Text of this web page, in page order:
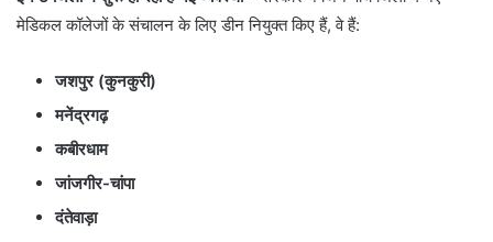
मेडिकल कॉलेजों के संचालन के लिए डीन नियुक्त किए हैं, वे हैं:
जशपुर (कुनकुरी)
मनेंद्रगढ़
कबीरधाम
जांजगीर-चांपा
दंतेवाड़ा